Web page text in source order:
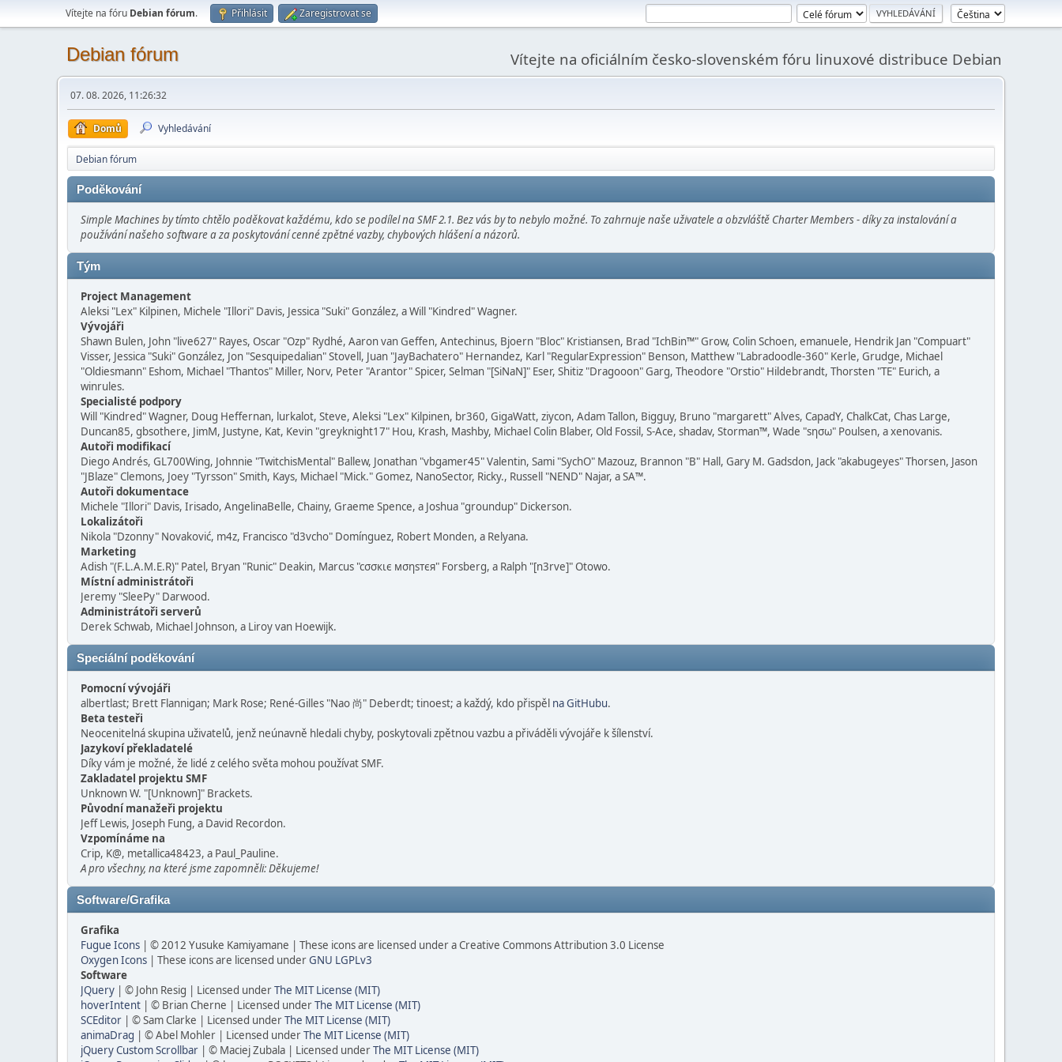
Vítejte na fóru Debian fórum. Přihlásit Zaregistrovat se
Debian fórum Vítejte na oficiálním česko-slovenském fóru linuxové distribuce Debian
07. 08. 2026, 11:26:32
Domů Vyhledávání
Debian fórum
Poděkování
Simple Machines by tímto chtělo poděkovat každému, kdo se podílel na SMF 2.1. Bez vás by to nebylo možné. To zahrnuje naše uživatele a obzvláště Charter Members - díky za instalování a
používání našeho software a za poskytování cenné zpětné vazby, chybových hlášení a názorů.
Tým
Project Management
Aleksi "Lex" Kilpinen, Michele "Illori" Davis, Jessica "Suki" González, a Will "Kindred" Wagner.
Vývojáři
Shawn Bulen, John "live627" Rayes, Oscar "Ozp" Rydhé, Aaron van Geffen, Antechinus, Bjoern "Bloc" Kristiansen, Brad "IchBin™" Grow, Colin Schoen, emanuele, Hendrik Jan "Compuart"
Visser, Jessica "Suki" González, Jon "Sesquipedalian" Stovell, Juan "JayBachatero" Hernandez, Karl "RegularExpression" Benson, Matthew "Labradoodle-360" Kerle, Grudge, Michael
"Oldiesmann" Eshom, Michael "Thantos" Miller, Norv, Peter "Arantor" Spicer, Selman "[SiNaN]" Eser, Shitiz "Dragooon" Garg, Theodore "Orstio" Hildebrandt, Thorsten "TE" Eurich, a
winrules.
Specialisté podpory
Will "Kindred" Wagner, Doug Heffernan, lurkalot, Steve, Aleksi "Lex" Kilpinen, br360, GigaWatt, ziycon, Adam Tallon, Bigguy, Bruno "margarett" Alves, CapadY, ChalkCat, Chas Large,
Duncan85, gbsothere, JimM, Justyne, Kat, Kevin "greyknight17" Hou, Krash, Mashby, Michael Colin Blaber, Old Fossil, S-Ace, shadav, Storman™, Wade "sησω" Poulsen, a xenovanis.
Autoři modifikací
Diego Andrés, GL700Wing, Johnnie "TwitchisMental" Ballew, Jonathan "vbgamer45" Valentin, Sami "SychO" Mazouz, Brannon "B" Hall, Gary M. Gadsdon, Jack "akabugeyes" Thorsen, Jason
"JBlaze" Clemons, Joey "Tyrsson" Smith, Kays, Michael "Mick." Gomez, NanoSector, Ricky., Russell "NEND" Najar, a SA™.
Autoři dokumentace
Michele "Illori" Davis, Irisado, AngelinaBelle, Chainy, Graeme Spence, a Joshua "groundup" Dickerson.
Lokalizátoři
Nikola "Dzonny" Novaković, m4z, Francisco "d3vcho" Domínguez, Robert Monden, a Relyana.
Marketing
Adish "(F.L.A.M.E.R)" Patel, Bryan "Runic" Deakin, Marcus "cσσкιє мσηѕтєя" Forsberg, a Ralph "[n3rve]" Otowo.
Místní administrátoři
Jeremy "SleePy" Darwood.
Administrátoři serverů
Derek Schwab, Michael Johnson, a Liroy van Hoewijk.
Speciální poděkování
Pomocní vývojáři
albertlast; Brett Flannigan; Mark Rose; René-Gilles "Nao 尚" Deberdt; tinoest; a každý, kdo přispěl na GitHubu.
Beta testeři
Neocenitelná skupina uživatelů, jenž neúnavně hledali chyby, poskytovali zpětnou vazbu a přiváděli vývojáře k šílenství.
Jazykoví překladatelé
Díky vám je možné, že lidé z celého světa mohou používat SMF.
Zakladatel projektu SMF
Unknown W. "[Unknown]" Brackets.
Původní manažeři projektu
Jeff Lewis, Joseph Fung, a David Recordon.
Vzpomínáme na
Crip, K@, metallica48423, a Paul_Pauline.
A pro všechny, na které jsme zapomněli: Děkujeme!
Software/Grafika
Grafika
Fugue Icons | © 2012 Yusuke Kamiyamane | These icons are licensed under a Creative Commons Attribution 3.0 License
Oxygen Icons | These icons are licensed underGNU LGPLv3
Software
JQuery | © John Resig | Licensed underThe MIT License (MIT)
hoverIntent | © Brian Cherne | Licensed underThe MIT License (MIT)
SCEditor | © Sam Clarke | Licensed underThe MIT License (MIT)
animaDrag | © Abel Mohler | Licensed underThe MIT License (MIT)
jQuery Custom Scrollbar | © Maciej Zubala | Licensed underThe MIT License (MIT)